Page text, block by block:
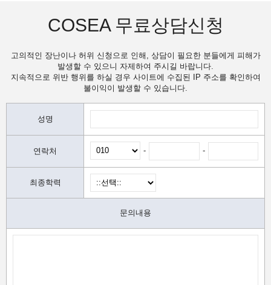
COSEA 무료상담신청
고의적인 장난이나 허위 신청으로 인해, 상담이 필요한 분들에게 피해가
발생할 수 있으니 자제하여 주시길 바랍니다.
지속적으로 위반 행위를 하실 경우 사이트에 수집된 IP 주소를 확인하여
불이익이 발생할 수 있습니다.
성명
연락처 - -
최종학력
문의내용